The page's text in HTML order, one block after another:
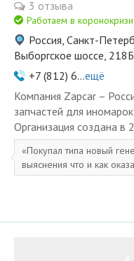
3 отзыва
Работаем в
Россия, Санкт-
Выборгское шоссе, 218Б
+7 (812) 6...ещё
Компания Zapcar –
запчастей для
Организация создана в
Покупал типа новый
выяснения что и как